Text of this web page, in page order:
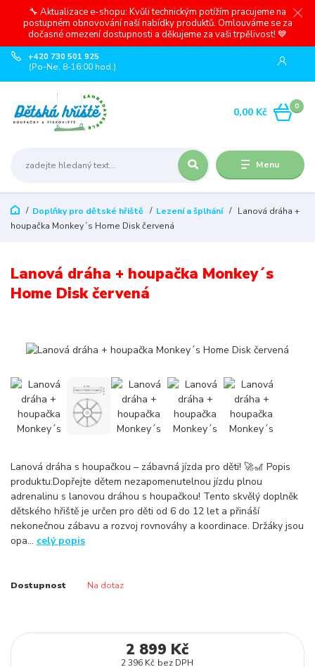
🔧 Aktualizace e-shopu: Kvůli technickým potížím pracujeme na
postupném obnovování naší nabídky produktů. Omlouváme se za
dočasné omezení dostupnosti a děkujeme za vaši trpělivost! 💙
Menu
+420 730 501 925
(Po-Ne, 8-16:00 hod.)
0
0,00 Kč
Doplňky pro dětské hřiště Lezení a šplhání
Lanová dráha +
houpačka Monkey´s Home Disk červená
Lanová dráha + houpačka Monkey´s
Home Disk červená
Lanová dráha s houpačkou – zábavná jízda pro děti! 🚀🎢 Popis
produktu:Dopřejte dětem nezapomenutelnou jízdu plnou
adrenalinu s lanovou dráhou s houpačkou! Tento skvělý doplněk
dětského hřiště je určen pro děti od 6 do 12 let a přináší
nekonečnou zábavu a rozvoj rovnováhy a koordinace. Držáky jsou
opa... celý popis
Dostupnost Na dotaz
2 899 Kč
2 396 Kč bez DPH